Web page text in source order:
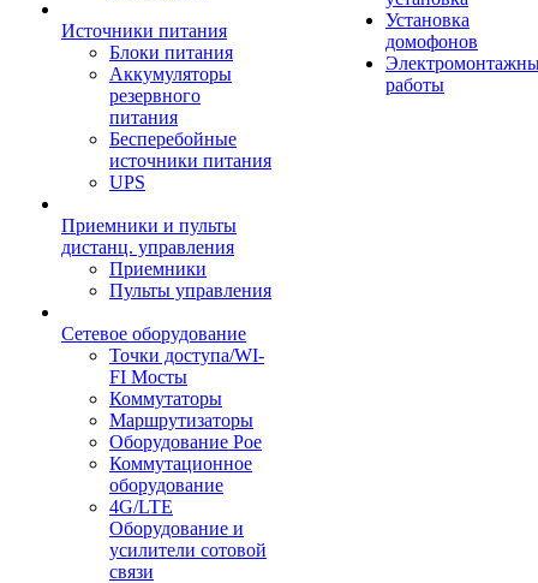
Источники питания
Блоки питания
Аккумуляторы
резервного
питания
Бесперебойные
источники питания
UPS
Приемники и пульты
дистанц. управления
Приемники
Пульты управления
Сетевое оборудование
Точки доступа/WI-
FI Мосты
Коммутаторы
Маршрутизаторы
Оборудование Poe
Коммутационное
оборудование
4G/LTE
Оборудование и
усилители сотовой
связи
Установка
домофонов
работы